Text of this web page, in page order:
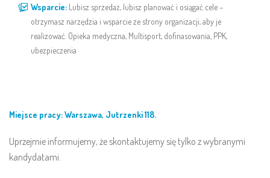
Wsparcie: Lubisz sprzedaż, lubisz planować i osiągać cele –
otrzymasz narzędzia i wsparcie ze strony organizacji, aby je
realizować. Opieka medyczna, Multisport, dofinasowania, PPK,
ubezpieczenia
Miejsce pracy: Warszawa, Jutrzenki 118.
Uprzejmie informujemy, że skontaktujemy się tylko z wybranymi
kandydatami.